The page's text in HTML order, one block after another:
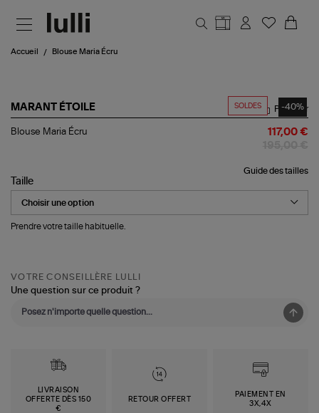
Accueil Blouse Maria Écru
SOLDES -40%
MARANT ÉTOILE
Blouse
Partager
Blouse Maria Écru 117,00 €
Guide des tailles
Taille
Prendre votre taille habituelle.
VOTRE CONSEILLÈRE LULLI
Une question sur ce produit ?
LIVRAISON
OFFERTE DÈS 150
€
RETOUR OFFERT
PAIEMENT EN
3X,4X